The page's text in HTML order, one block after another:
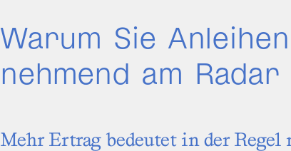
Warum Sie
nehmend am
Mehr Ertrag bedeutet in der Regel